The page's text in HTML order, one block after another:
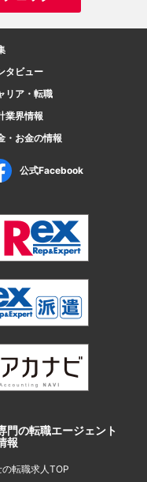
タビュー
リア・転職
業界情報
・お金の情報
公式Facebook
門の転職エージェント
報
転職求人TOP